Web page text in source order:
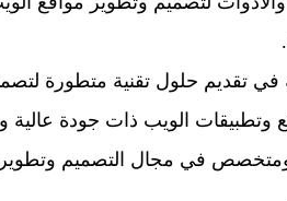
حلول تقنية متطورة
الويب ذات جودة عالية
في مجال التصميم وتطوير